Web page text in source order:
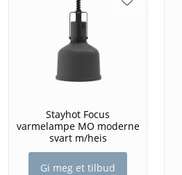
Stayhot Focus
varmelampe MO moderne
svart m/heis
Gi meg et tilbud